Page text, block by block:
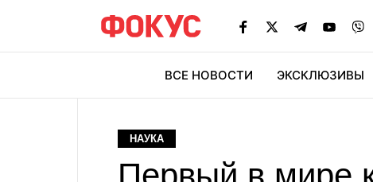
ВСЕ НОВОСТИ ЭКСКЛЮЗИВЫ
НАУКА